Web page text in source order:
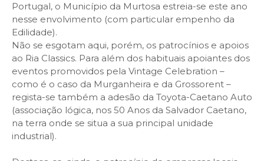
Portugal, o Município da Murtosa estreia-se este ano
nesse envolvimento (com particular empenho da
Edilidade).
Não se esgotam aqui, porém, os patrocínios e apoios
ao Ria Classics. Para além dos habituais apoiantes dos
eventos promovidos pela Vintage Celebration –
como é o caso da Murganheira e da Grossorent –
regista-se também a adesão da Toyota-Caetano Auto
(associação lógica, nos 50 Anos da Salvador Caetano,
na terra onde se situa a sua principal unidade
industrial).